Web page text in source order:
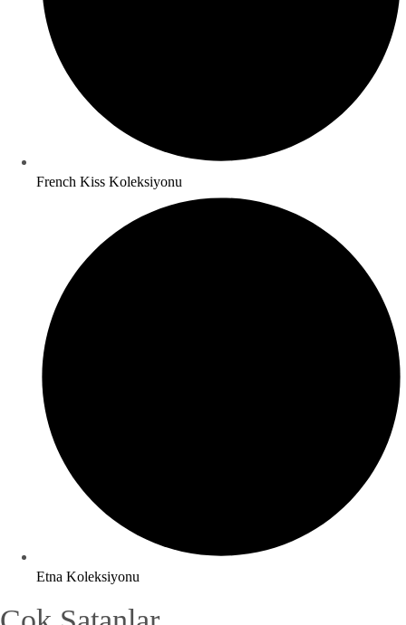
French Kiss Koleksiyonu
Etna Koleksiyonu